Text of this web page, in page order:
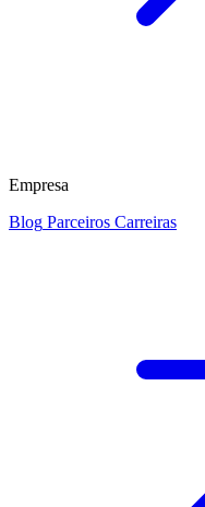
Empresa
Blog Parceiros Carreiras